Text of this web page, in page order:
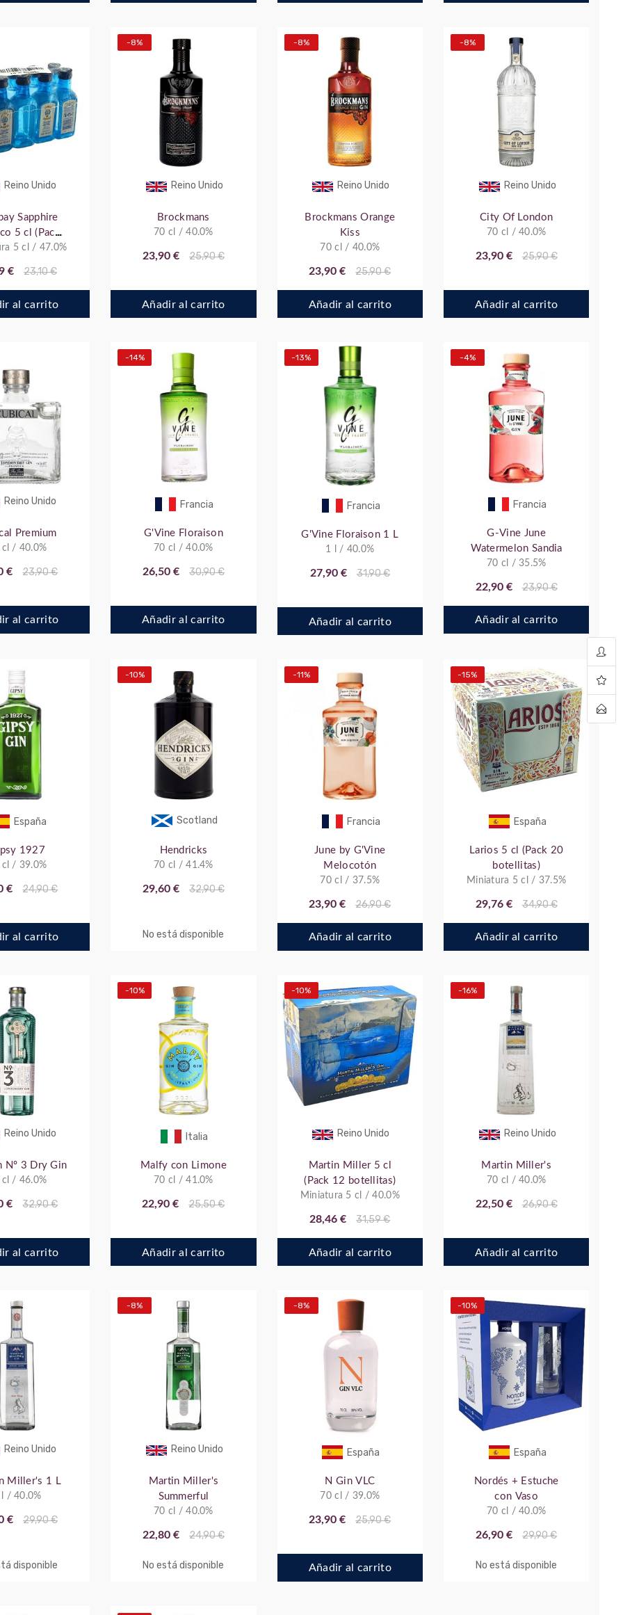
Reino Unido
Sapphire
5 cl (Pack
5 cl / 47.0%
€ 23,10 €
al carrito
Reino Unido
-8%
Brockmans
70 cl / 40.0%
23,90 € 25,90 €
Añadir al carrito
Reino Unido
-8%
Brockmans Orange
Kiss
70 cl / 40.0%
23,90 € 25,90 €
Añadir al carrito
Reino Unido
-8%
City Of London
70 cl / 40.0%
23,90 € 25,90 €
Añadir al carrito
Reino Unido
Premium
cl / 40.0%
€ 23,90 €
al carrito
Francia
-14%
G'Vine Floraison
70 cl / 40.0%
26,50 € 30,90 €
Añadir al carrito
Francia
-13%
G'Vine Floraison 1 L
1 l / 40.0%
27,90 € 31,90 €
Añadir al carrito
Francia
-4%
G-Vine June
Watermelon Sandia
70 cl / 35.5%
22,90 € 23,90 €
Añadir al carrito
España
1927
cl / 39.0%
€ 24,90 €
al carrito
Scotland
-10%
Hendricks
70 cl / 41.4%
29,60 € 32,90 €
No está disponible
Francia
-11%
June by G'Vine
Melocotón
70 cl / 37.5%
23,90 € 26,90 €
Añadir al carrito
España
-15%
Larios 5 cl (Pack 20
botellitas)
Miniatura 5 cl / 37.5%
29,76 € 34,90 €
Añadir al carrito
Reino Unido
Nº 3 Dry Gin
cl / 46.0%
€ 32,90 €
al carrito
Italia
-10%
Malfy con Limone
70 cl / 41.0%
22,90 € 25,50 €
Añadir al carrito
Reino Unido
-10%
Martin Miller 5 cl
(Pack 12 botellitas)
Miniatura 5 cl / 40.0%
28,46 € 31,59 €
Añadir al carrito
Reino Unido
-16%
Martin Miller's
70 cl / 40.0%
22,50 € 26,90 €
Añadir al carrito
Reino Unido
Miller's 1 L
l / 40.0%
€ 29,90 €
disponible
Reino Unido
-8%
Martin Miller's
Summerful
70 cl / 40.0%
22,80 € 24,90 €
No está disponible
España
-8%
N Gin VLC
70 cl / 39.0%
23,90 € 25,90 €
Añadir al carrito
España
-10%
Nordés + Estuche
con Vaso
70 cl / 40.0%
26,90 € 29,90 €
No está disponible